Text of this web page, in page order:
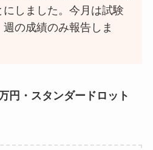
にしました。今月は試験
の成績のみ報告しま
円・スタンダードロット